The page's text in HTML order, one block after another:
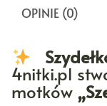
OPINIE (0)
4nitki.pl
motków